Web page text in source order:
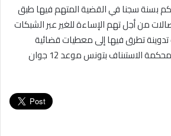
بسنة سجنا في القضية المتهم فيها طبق
الاتصالات من أجل تهم الإساءة للغير عبر الشبكات
تطرق فيها إلى معطيات قضائية
فاستأنف الحكم وحددت محكمة الاستىناف بتونس موعد 12 جوان